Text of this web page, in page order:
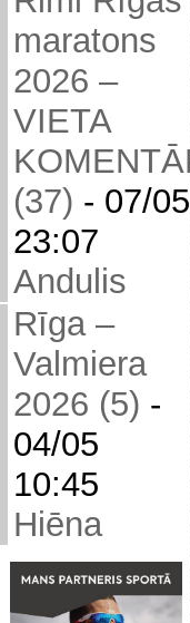
maratons
2026 –
VIETA
(37) - 07/05
23:07
Andulis
Rīga –
Valmiera
2026 (5) -
04/05
10:45
Hiēna